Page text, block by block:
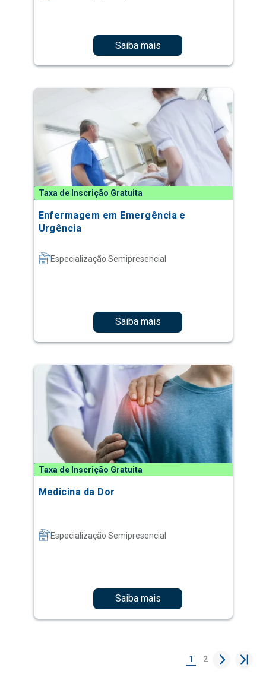
Saiba mais
Taxa de Inscrição Gratuita
Enfermagem em Emergência e
Urgência
Especialização Semipresencial
Saiba mais
Taxa de Inscrição Gratuita
Medicina da Dor
Especialização Semipresencial
Saiba mais
1 2